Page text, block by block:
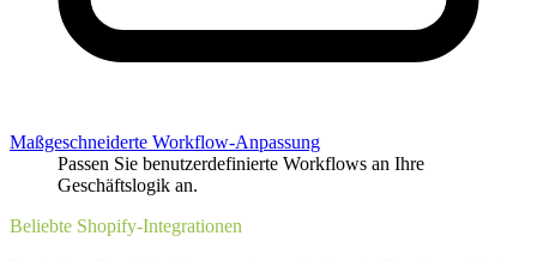
Maßgeschneiderte Workflow-Anpassung
Passen Sie benutzerdefinierte Workflows an Ihre
Geschäftslogik an.
Beliebte Shopify-Integrationen